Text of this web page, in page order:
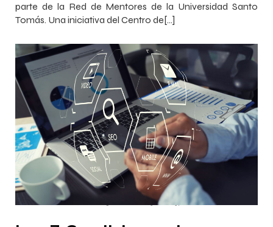
parte de la Red de Mentores de la Universidad Santo
Tomás. Una iniciativa del Centro de[…]
Francisca InnovaJob – –